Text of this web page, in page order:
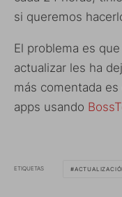
si queremos
El problema es
actualizar les ha
más comentada
apps usando
ETIQUETAS